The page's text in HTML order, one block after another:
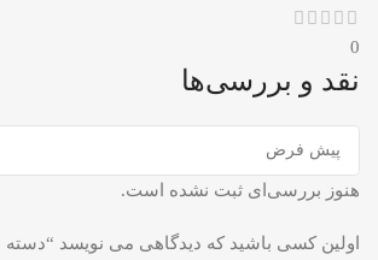
0
نقد و بررسی‌ها
هنوز بررسی‌ای ثبت نشده است.
اولین کسی باشید که دیدگاهی می نویسد “دسته